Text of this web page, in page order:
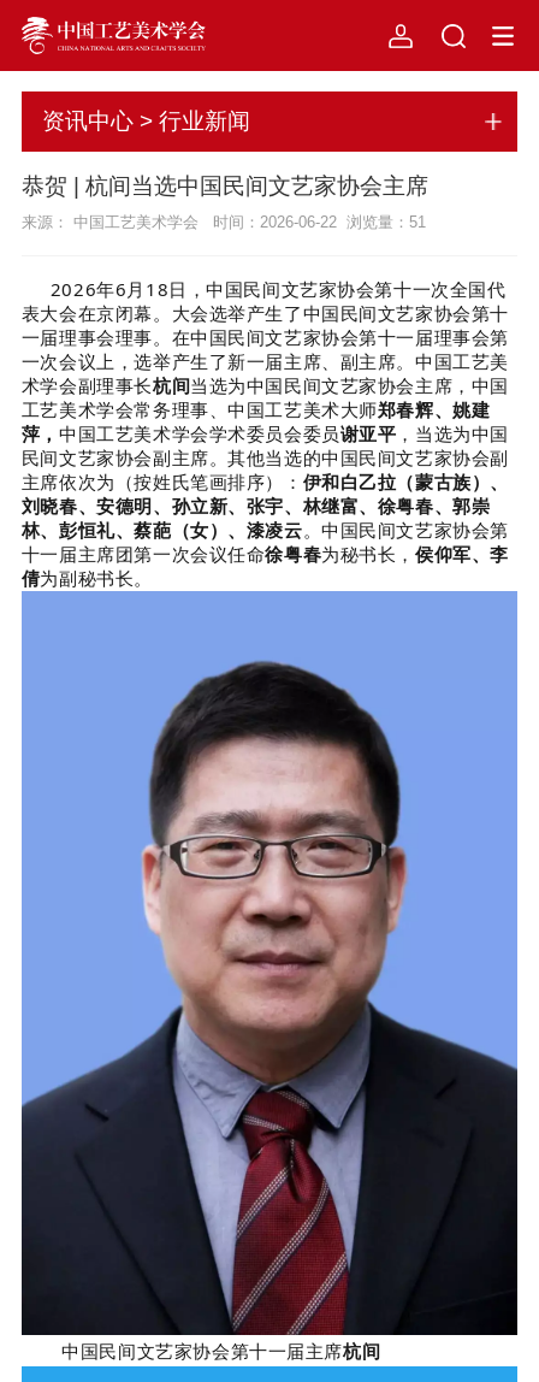
资讯中心 > 行业新闻
恭贺 | 杭间当选中国民间文艺家协会主席
来源： 中国工艺美术学会 时间：2026-06-22 浏览量： 51
2026年6月18日，中国民间文艺家协会第十一次全国代
表大会在京闭幕。大会选举产生了中国民间文艺家协会第十
一届理事会理事。在中国民间文艺家协会第十一届理事会第
一次会议上，选举产生了新一届主席、副主席。中国工艺美
术学会副理事长杭间当选为中国民间文艺家协会主席，中国
工艺美术学会常务理事、中国工艺美术大师郑春辉、姚建
萍，中国工艺美术学会学术委员会委员谢亚平 ，当选为中国
民间文艺家协会副主席。其他当选的中国民间文艺家协会副
主席依次为（按姓氏笔画排序）： 伊和白乙拉（蒙古族）、
刘晓春、安德明、孙立新、张宇、林继富、徐粤春、郭崇
林、彭恒礼、蔡葩（女）、漆凌云。中国民间文艺家协会第
十一届主席团第一次会议任命徐粤春为秘书长，侯仰军、李
倩为副秘书长。
中国民间文艺家协会第十一届主席杭间